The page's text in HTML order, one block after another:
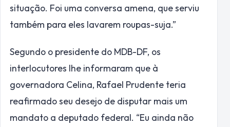
situação. Foi uma conversa amena, que serviu
também para eles lavarem roupas-suja.”
Segundo o presidente do MDB-DF, os
interlocutores lhe informaram que à
governadora Celina, Rafael Prudente teria
reafirmado seu desejo de disputar mais um
mandato a deputado federal. “Eu ainda não